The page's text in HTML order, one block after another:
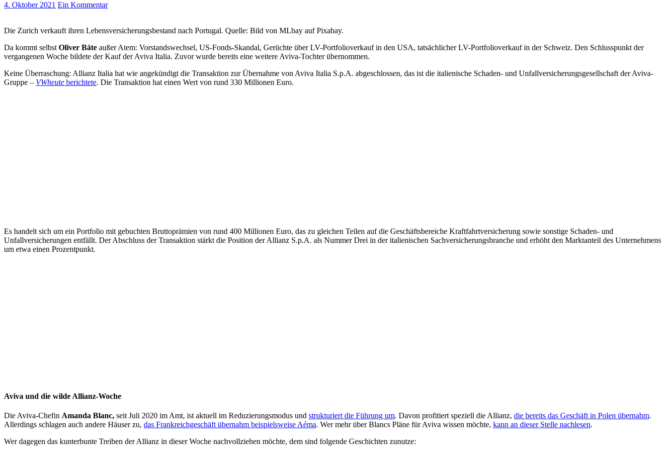
4. Oktober 2021 Ein Kommentar
Die Zurich verkauft ihren Lebensversicherungsbestand nach Portugal. Quelle: Bild von MLbay auf Pixabay.
Da kommt selbstOliver Bäte außer Atem: Vorstandswechsel, US-Fonds-Skandal, Gerüchte über LV-Portfolioverkauf in den USA, tatsächlicher LV-Portfolioverkauf in der Schweiz. Den Schlusspunkt der
vergangenen Woche bildete der Kauf der Aviva Italia. Zuvor wurde bereits eine weitere Aviva-Tochter übernommen.
Keine Überraschung: Allianz Italia hat wie angekündigt die Transaktion zur Übernahme von Aviva Italia S.p.A. abgeschlossen, das ist die italienische Schaden- und Unfallversicherungsgesellschaft der Aviva-
Gruppe – VWheute berichtete. Die Transaktion hat einen Wert von rund 330 Millionen Euro.
Es handelt sich um ein Portfolio mit gebuchten Bruttoprämien von rund 400 Millionen Euro, das zu gleichen Teilen auf die Geschäftsbereiche Kraftfahrtversicherung sowie sonstige Schaden- und
Unfallversicherungen entfällt. Der Abschluss der Transaktion stärkt die Position der Allianz S.p.A. als Nummer Drei in der italienischen Sachversicherungsbranche und erhöht den Marktanteil des Unternehmens
um etwa einen Prozentpunkt.
Aviva und die wilde Allianz-Woche
Die Aviva-Chefin Amanda Blanc, seit Juli 2020 im Amt, ist aktuell im Reduzierungsmodus und strukturiert die Führung um. Davon profitiert speziell die Allianz, die bereits das Geschäft in Polen übernahm.
Allerdings schlagen auch andere Häuser zu, das Frankreichgeschäft übernahm beispielsweise Aéma. Wer mehr über Blancs Pläne für Aviva wissen möchte, kann an dieser Stelle nachlesen.
Wer dagegen das kunterbunte Treiben der Allianz in dieser Woche nachvollziehen möchte, dem sind folgende Geschichten zunutze: